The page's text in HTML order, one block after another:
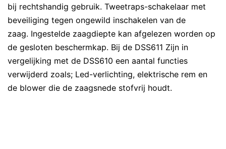
bij rechtshandig gebruik. Tweetraps-schakelaar met
beveiliging tegen ongewild inschakelen van de
zaag. Ingestelde zaagdiepte kan afgelezen worden op
de gesloten beschermkap. Bij de DSS611 Zijn in
vergelijking met de DSS610 een aantal functies
verwijderd zoals; Led-verlichting, elektrische rem en
de blower die de zaagsnede stofvrij houdt.